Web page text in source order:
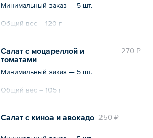
Минимальный заказ — 5 шт.
Общий вес – 120 г
270 ₽
Салат с моцареллой и
томатами
Минимальный заказ — 5 шт.
Общий вес – 105 г
250 ₽
Салат с киноа и авокадо